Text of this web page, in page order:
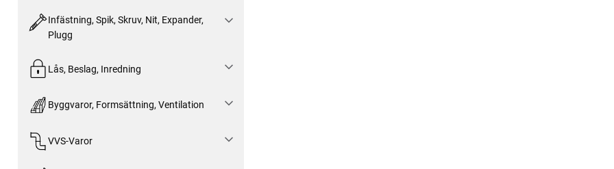
Infästning, Spik, Skruv, Nit, Expander,
Plugg
Lås, Beslag, Inredning
Byggvaror, Formsättning, Ventilation
VVS-Varor